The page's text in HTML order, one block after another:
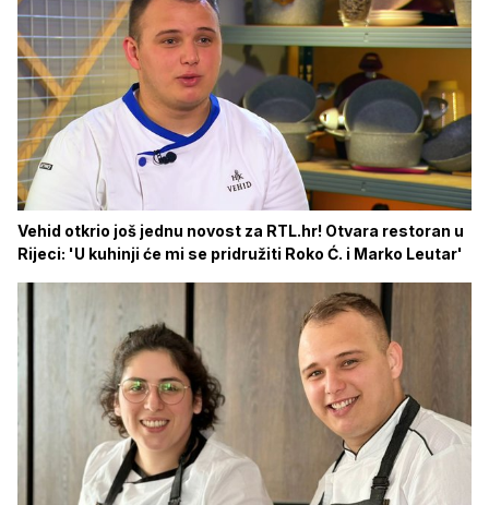
Vehid otkrio još jednu novost za RTL.hr! Otvara restoran u
Rijeci: 'U kuhinji će mi se pridružiti Roko Ć. i Marko Leutar'